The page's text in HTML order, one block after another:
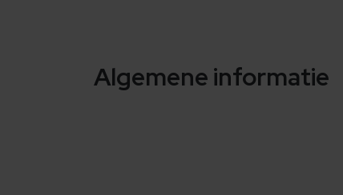
Algemene informatie